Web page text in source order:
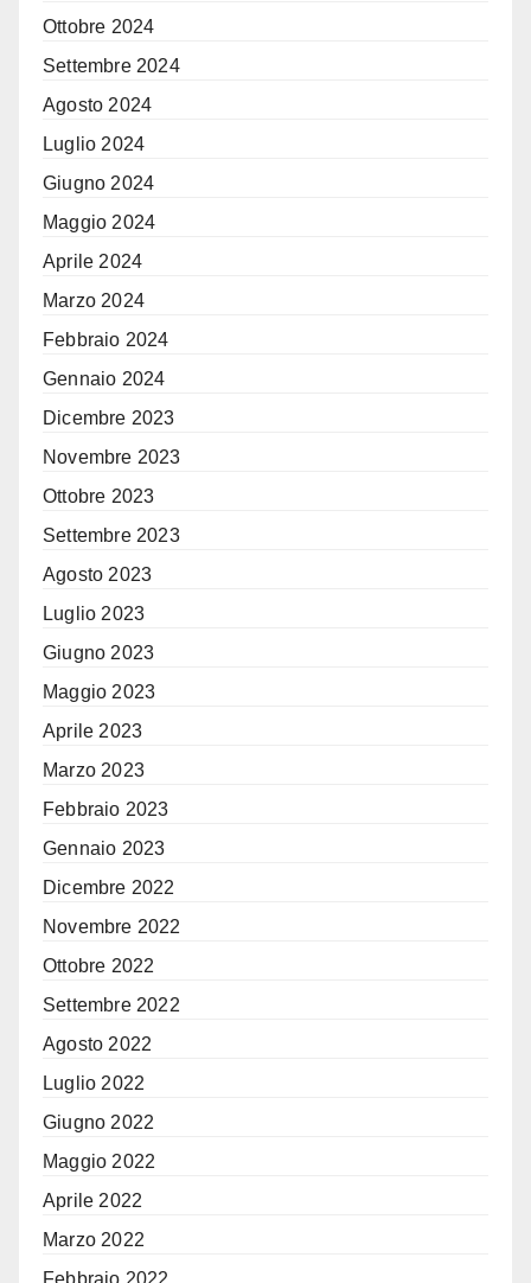
Ottobre 2024
Settembre 2024
Agosto 2024
Luglio 2024
Giugno 2024
Maggio 2024
Aprile 2024
Marzo 2024
Febbraio 2024
Gennaio 2024
Dicembre 2023
Novembre 2023
Ottobre 2023
Settembre 2023
Agosto 2023
Luglio 2023
Giugno 2023
Maggio 2023
Aprile 2023
Marzo 2023
Febbraio 2023
Gennaio 2023
Dicembre 2022
Novembre 2022
Ottobre 2022
Settembre 2022
Agosto 2022
Luglio 2022
Giugno 2022
Maggio 2022
Aprile 2022
Marzo 2022
Febbraio 2022